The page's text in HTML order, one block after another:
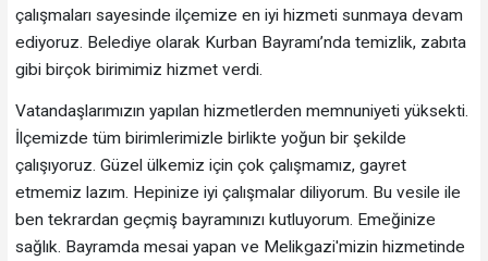
çalışmaları sayesinde ilçemize en iyi hizmeti sunmaya devam
ediyoruz. Belediye olarak Kurban Bayramı’nda temizlik, zabıta
gibi birçok birimimiz hizmet verdi.
Vatandaşlarımızın yapılan hizmetlerden memnuniyeti yüksekti.
İlçemizde tüm birimlerimizle birlikte yoğun bir şekilde
çalışıyoruz. Güzel ülkemiz için çok çalışmamız, gayret
etmemiz lazım. Hepinize iyi çalışmalar diliyorum. Bu vesile ile
ben tekrardan geçmiş bayramınızı kutluyorum. Emeğinize
sağlık. Bayramda mesai yapan ve Melikgazi'mizin hizmetinde